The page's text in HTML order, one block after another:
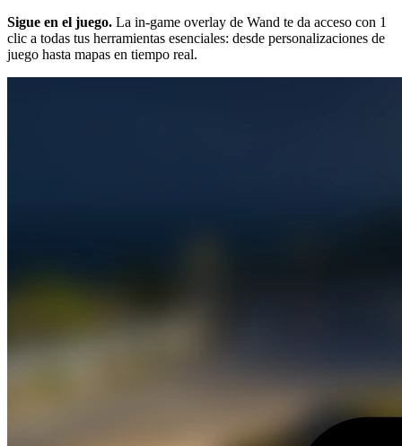
Sigue en el juego. La in-game overlay de Wand te da acceso con 1
clic a todas tus herramientas esenciales: desde personalizaciones de
juego hasta mapas en tiempo real.